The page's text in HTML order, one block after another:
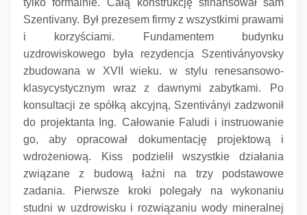
tylko formalnie.
Całą konstrukcję sfinansował sam
Szentivany. Był prezesem firmy z wszystkimi prawami
i korzyściami.
Fundamentem budynku
uzdrowiskowego była rezydencja Szentiványovsky
zbudowana w XVII wieku.
w stylu renesansowo-
klasycystycznym wraz z dawnymi zabytkami.
Po
konsultacji ze spółką akcyjną, Szentiványi zadzwonił
do projektanta Ing. Całowanie Faludi i instruowanie
go, aby opracował dokumentację projektową i
wdrożeniową.
Kiss podzielił wszystkie działania
związane z budową łaźni na trzy podstawowe
zadania.
Pierwsze kroki polegały na wykonaniu
studni w uzdrowisku i rozwiązaniu wody mineralnej